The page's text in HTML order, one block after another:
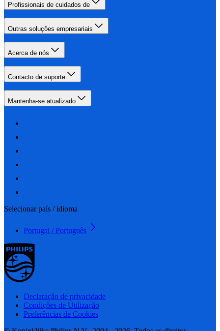
Profissionais de cuidados de
Outras soluções empresariais
Acerca de nós
Contacto de suporte
Mantenha-se atualizado
Selecionar país / idioma
Portugal / Português
Declaração de privacidade
Condições de Utilização
Preferências de Cookies